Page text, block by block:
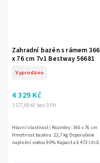
Zahradní bazén s rámem 366
x 76 cm 7v1 Bestway 56681
Vyprodáno
3 577,69 Kč bez DPH
4 329 Kč
Hlavní vlastnosti Rozměry: 366 x 76 cm
Hmotnost bazénu: 22,7 kg Doporučené
naplnění vodou 90% Kapacita 6 473 litrů